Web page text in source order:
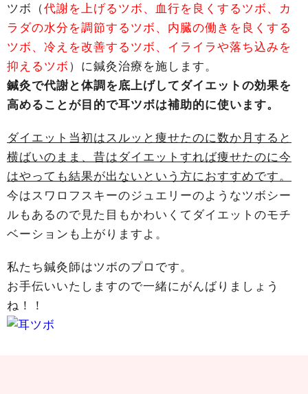
ツボ（代謝を上げるツボ、血行を良くするツボ、カ
ラダの水分を調節するツボ、内臓の働きを良くする
ツボ、冷えを改善するツボ、イライラや落ち込みを
抑えるツボ ）に鍼灸治療を施します。
鍼灸で代謝と体調を底上げしてダイエットの効果を
高めることが目的で耳ツボは補助的に使います。
ダイエット当初はスルッと痩せたのに数か月すると
横ばいのまま、昔はダイエットすれば痩せたのに今
はやっても結果が出ないという方におすすめです。
今はスワロフスキーのジュエリーのようなツボシー
ルもあるので見た目もかわいくてダイエットのモチ
ベーションも上がりますよ。
私たち鍼灸師はツボのプロです。
お手伝いいたしますので一緒にがんばりましょう
ね！！